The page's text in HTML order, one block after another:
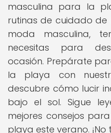
masculina para la
rutinas de cuidado de
moda masculina,
necesitas para
ocasión. Prepárate
la playa con
descubre cómo lucir
bajo el sol. Sigue
mejores consejos
playa este verano. ¡No